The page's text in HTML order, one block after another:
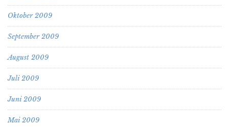
Oktober 2009
September 2009
August 2009
Juli 2009
Juni 2009
Mai 2009